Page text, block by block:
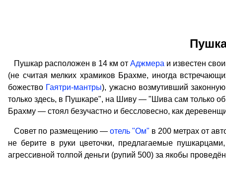
Пушкар расположен в 14 км от Аджмера и известен
(не считая мелких храмиков Брахме, иногда
божество Гаятри-мантры), ужасно возмутивший
только здесь, в Пушкаре", на Шиву — "Шива сам только
Брахму — стоял безучастно и бессловесно, как
Совет по размещению — отель "Ом" в 200 метрах от
не берите в руки цветочки, предлагаемые
агрессивной толпой деньги (рупий 500) за якобы